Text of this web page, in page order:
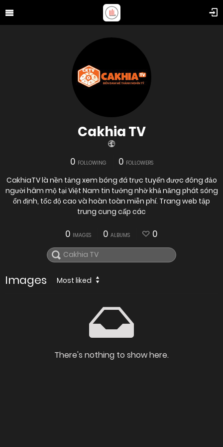
Cakhia TV
0 FOLLOWING 0 FOLLOWERS
CakhiaTV là nền tảng xem bóng đá trực tuyến được đông đảo
người hâm mộ tại Việt Nam tin tưởng nhờ khả năng phát sóng
ổn định, tốc độ cao và hoàn toàn miễn phí. Trang web tập
trung cung cấp các
0 IMAGES 0 ALBUMS 0
Images Most liked
There's nothing to show here.